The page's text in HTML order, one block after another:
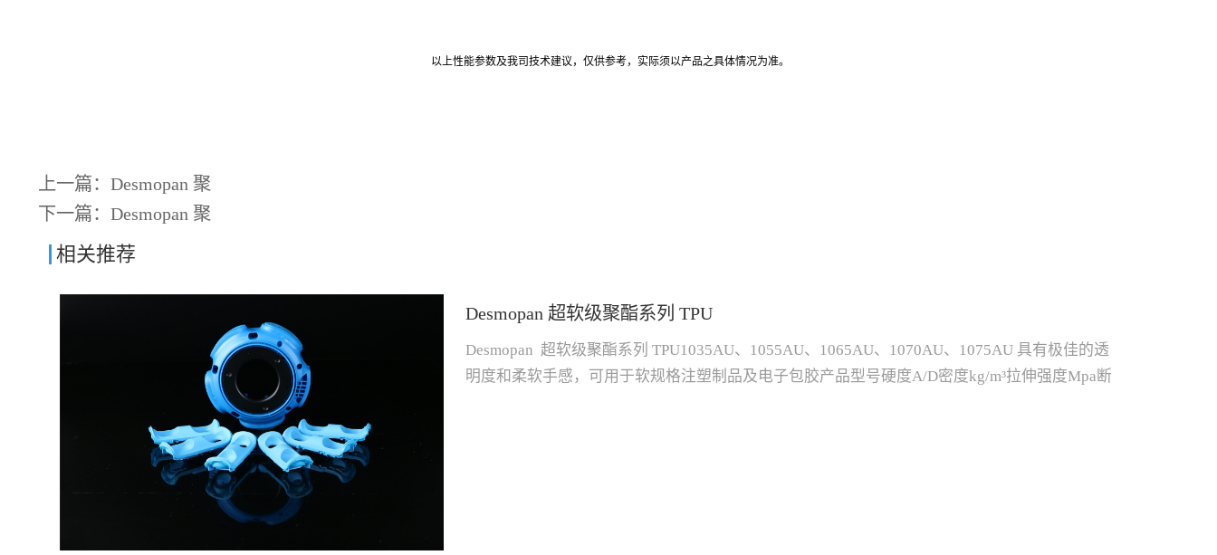
以上性能参数及我司技术建议，仅供参考，实际须以产品之具体情况为准。
上一篇： Desmopan 聚
下一篇： Desmopan 聚
相关推荐
Desmopan 超软级聚酯系列 TPU
Desmopan 超软级聚酯系列 TPU1035AU、1055AU、1065AU、1070AU、1075AU 具有极佳的透
明度和柔软手感，可用于软规格注塑制品及电子包胶产品型号硬度A/D密度kg/m³拉伸强度Mpa断